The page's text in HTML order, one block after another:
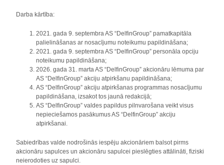
Darba kārtība:
2021. gada 9. septembra AS “DelfinGroup” pamatkapitāla
palielināšanas ar nosacījumu noteikumu papildināšana;
2021. gada 9. septembra AS “DelfinGroup” personāla opciju
noteikumu papildināšana;
2026. gada 31. marta AS “DelfinGroup” akcionāru lēmuma par
AS “DelfinGroup” akciju atpirkšanu papildināšana;
AS “DelfinGroup” akciju atpirkšanas programmas nosacījumu
papildināšana, izsakot tos jaunā redakcijā;
AS “DelfinGroup” valdes papildus pilnvarošana veikt visus
nepieciešamos pasākumus AS “DelfinGroup” akciju
atpirkšanai.
Sabiedrības valde nodrošinās iespēju akcionāriem balsot pirms
akcionāru sapulces un akcionāru sapulcei pieslēgties attālināti, fiziski
neierodoties uz sapulci.